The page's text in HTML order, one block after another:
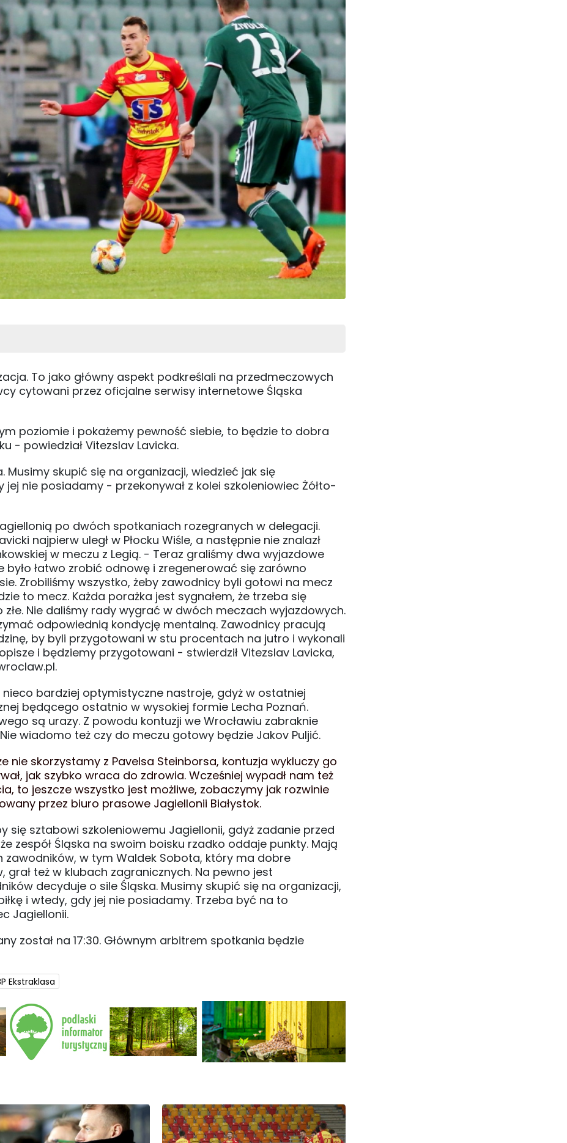
To jako główny aspekt podkreślali na przedmeczowych
cytowani przez oficjalne serwisy internetowe Śląska
poziomie i pokażemy pewność siebie, to będzie to dobra
- powiedział Vitezslav Lavicka.
skupić się na organizacji, wiedzieć jak się
nie posiadamy - przekonywał z kolei szkoleniowiec Żółto-
po dwóch spotkaniach rozegranych w delegacji.
najpierw uległ w Płocku Wiśle, a następnie nie znalazł
w meczu z Legią. - Teraz graliśmy dwa wyjazdowe
łatwo zrobić odnowę i zregenerować się zarówno
Zrobiliśmy wszystko, żeby zawodnicy byli gotowi na mecz
to mecz. Każda porażka jest sygnałem, że trzeba się
złe. Nie daliśmy rady wygrać w dwóch meczach wyjazdowych.
odpowiednią kondycję mentalną. Zawodnicy pracują
by byli przygotowani w stu procentach na jutro i wykonali
i będziemy przygotowani - stwierdził Vitezslav Lavicka,
bardziej optymistyczne nastroje, gdyż w ostatniej
będącego ostatnio w wysokiej formie Lecha Poznań.
są urazy. Z powodu kontuzji we Wrocławiu zabraknie
wiadomo też czy do meczu gotowy będzie Jakov Puljić.
nie skorzystamy z Pavelsa Steinborsa, kontuzja wykluczy go
jak szybko wraca do zdrowia. Wcześniej wypadł nam też
to jeszcze wszystko jest możliwe, zobaczymy jak rozwinie
przez biuro prasowe Jagiellonii Białystok.
się sztabowi szkoleniowemu Jagiellonii, gdyż zadanie przed
zespół Śląska na swoim boisku rzadko oddaje punkty. Mają
w tym Waldek Sobota, który ma dobre
też w klubach zagranicznych. Na pewno jest
decyduje o sile Śląska. Musimy skupić się na organizacji,
i wtedy, gdy jej nie posiadamy. Trzeba być na to
Jagiellonii.
został na 17:30. Głównym arbitrem spotkania będzie
Ekstraklasa